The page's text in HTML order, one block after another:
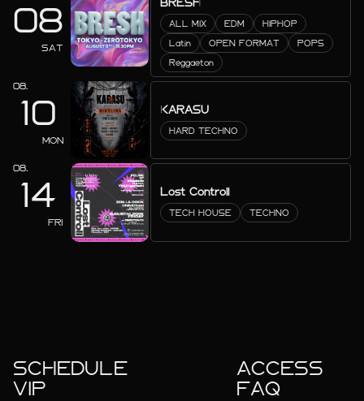
08
SAT
BRESH
ALL MIX EDM HIPHOP
Latin OPEN FORMAT POPS
Reggaeton
08.
10
MON
KARASU
HARD TECHNO
08.
14
FRI
Lost Controll
TECH HOUSE TECHNO
SCHEDULE
ACCESS
VIP
FAQ